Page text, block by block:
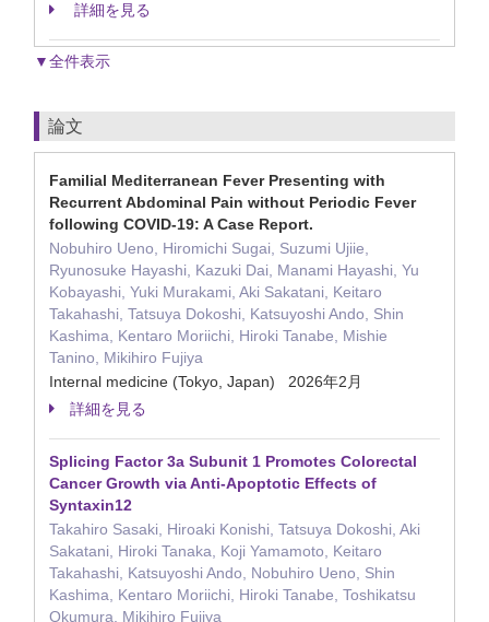
詳細を見る
▼全件表示
論文
Familial Mediterranean Fever Presenting with
Recurrent Abdominal Pain without Periodic Fever
following COVID-19: A Case Report.
Nobuhiro Ueno, Hiromichi Sugai, Suzumi Ujiie,
Ryunosuke Hayashi, Kazuki Dai, Manami Hayashi, Yu
Kobayashi, Yuki Murakami, Aki Sakatani, Keitaro
Takahashi, Tatsuya Dokoshi, Katsuyoshi Ando, Shin
Kashima, Kentaro Moriichi, Hiroki Tanabe, Mishie
Tanino, Mikihiro Fujiya
Internal medicine (Tokyo, Japan) 2026年2月
詳細を見る
Splicing Factor 3a Subunit 1 Promotes Colorectal
Cancer Growth via Anti-Apoptotic Effects of
Syntaxin12
Takahiro Sasaki, Hiroaki Konishi, Tatsuya Dokoshi, Aki
Sakatani, Hiroki Tanaka, Koji Yamamoto, Keitaro
Takahashi, Katsuyoshi Ando, Nobuhiro Ueno, Shin
Kashima, Kentaro Moriichi, Hiroki Tanabe, Toshikatsu
Okumura, Mikihiro Fujiya